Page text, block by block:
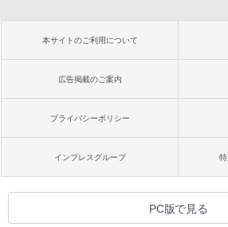
本サイトのご利用について
広告掲載のご案内
プライバシーポリシー
インプレスグループ
PC版で見る